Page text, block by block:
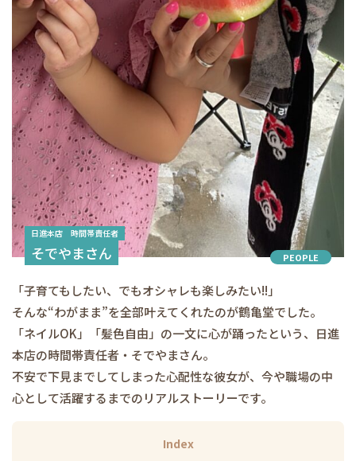
PEOPLE
日進本店 時間帯責任者
そでやまさん
「子育てもしたい、でもオシャレも楽しみたい!!」
そんな“わがまま”を全部叶えてくれたのが鶴亀堂でした。
「ネイルOK」「髪色自由」の一文に心が踊ったという、日進
本店の時間帯責任者・そでやまさん。
不安で下見までしてしまった心配性な彼女が、今や職場の中
心として活躍するまでのリアルストーリーです。
Index